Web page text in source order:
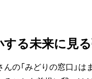
する未来に見
んの「みどりの窓口」